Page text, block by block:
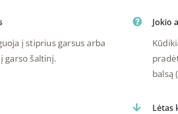
į stiprius garsus arba
garso šaltinį.
Jokio
balsą
Lėtas